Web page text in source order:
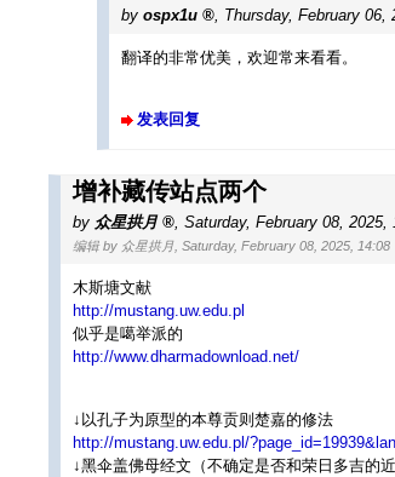
by ospx1u , Thursday, February 06,
翻译的非常优美，欢迎常来看看。
发表回复
增补藏传站点两个
by 众星拱月 , Saturday, February 08, 2025,
编辑 by 众星拱月, Saturday, February 08, 2025, 14:08
木斯塘文献
http://mustang.uw.edu.pl
似乎是噶举派的
http://www.dharmadownload.net/
↓以孔子为原型的本尊贡则楚嘉的修法
http://mustang.uw.edu.pl/
↓黑伞盖佛母经文（不确定是否和荣日多吉的